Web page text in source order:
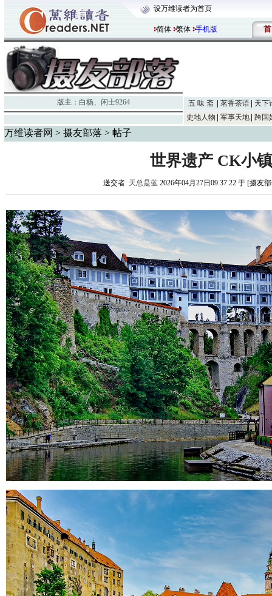
设万维读者为首页
简体 繁体 手机版 首
版主： 白杨、 闲士9264 五 味 斋 茗香茶语
天下
史地人物
军事天地 跨国
万维读者网 > 摄友部落 > 帖子
世界遗产 CK小镇
送交者: 天总是蓝2026年04月27日09:37:22 于 [摄友